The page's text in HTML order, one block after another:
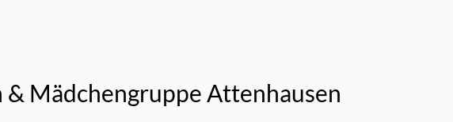
Mädchengruppe Attenhausen